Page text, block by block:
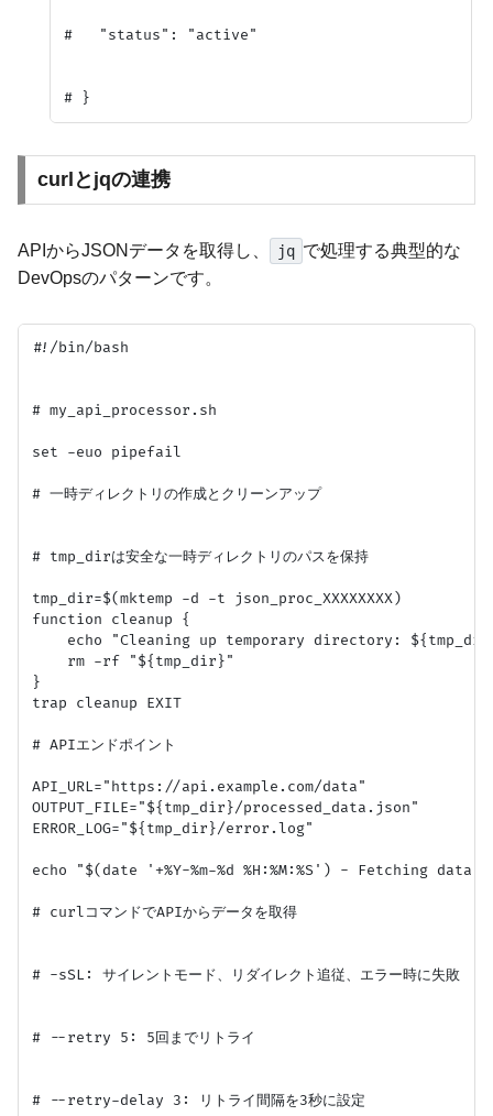
#   "status": "active"
curlとjqの連携
APIからJSONデータを取得し、 jq で処理する典型的な
DevOpsのパターンです。
#!/bin/bash
# my_api_processor.sh
set -euo pipefail
# 一時ディレクトリの作成とクリーンアップ
# tmp_dirは安全な一時ディレクトリのパスを保持
tmp_dir=$(mktemp -d -t json_proc_XXXXXXXX)
function cleanup {
echo "Cleaning up temporary directory:
    rm -rf "${tmp_dir}"
}
trap cleanup EXIT
# APIエンドポイント
API_URL="https://api.example.com/data"
OUTPUT_FILE="${tmp_dir}/processed_data.json"
ERROR_LOG="${tmp_dir}/error.log"
echo "$(date '+%Y-%m-%d %H:%M:%S') - Fetching data
# curlコマンドでAPIからデータを取得
# -sSL: サイレントモード、リダイレクト追従、エラー時に失敗
# --retry 5: 5回までリトライ
# --retry-delay 3: リトライ間隔を3秒に設定